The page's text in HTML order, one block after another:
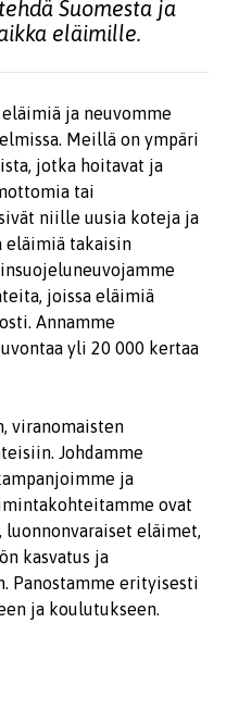
Suomesta ja
eläimille.
ja neuvomme
Meillä on ympäri
jotka hoitavat ja
tai
niille uusia koteja ja
eläimiä takaisin
joissa eläimiä
Annamme
yli 20 000 kertaa
viranomaisten
Johdamme
ja
ovat
eläimet,
kasvatus ja
Panostamme erityisesti
ja koulutukseen.